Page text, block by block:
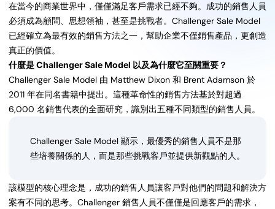
在當今的商業世界中，僅僅滿足客戶需求已經不夠。成功的銷售人員
必須成為顧問、思想領袖，甚至是挑戰者。Challenger Sale Model
已經確立為最有效的銷售方法之一，幫助企業不僅銷售產品，更創造
真正的價值。
什麼是 Challenger Sale Model 以及為什麼它至關重要？
Challenger Sale Model 由 Matthew Dixon 和 Brent Adamson 於
2011 年在同名書籍中提出。這種革命性的銷售方法基於對超過
6,000 名銷售代表的全面研究，識別出五種不同類型的銷售人員。
Challenger Sale Model 顯示，最優秀的銷售人員不是那
些培養關係的人，而是那些挑戰客戶並提供新觀點的人。
該模型的核心理念是，成功的銷售人員讓客戶對他們的問題和解決方
案有不同的思考。Challenger 銷售人員不僅僅是回應客戶的需求，